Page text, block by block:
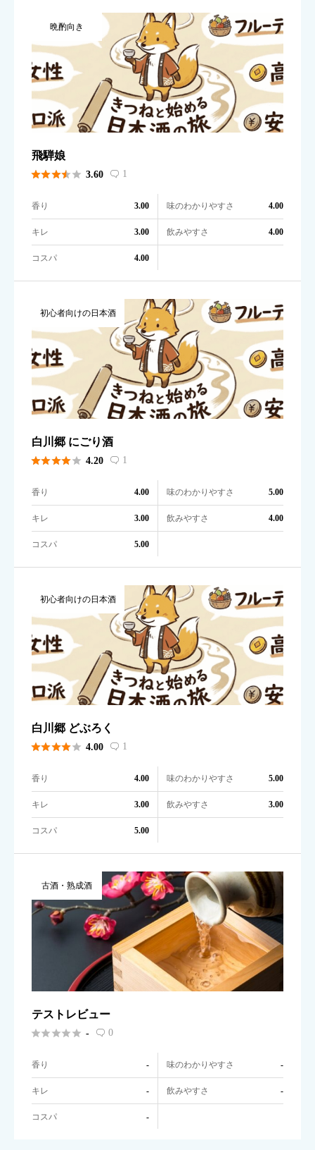
晩酌向き
飛騨娘
 3.60  1
香り 3.00 味のわかりやすさ 4.00
キレ 3.00 飲みやすさ 4.00
コスパ 4.00
初心者向けの日本酒
白川郷 にごり酒
 4.20  1
香り 4.00 味のわかりやすさ 5.00
キレ 3.00 飲みやすさ 4.00
コスパ 5.00
初心者向けの日本酒
白川郷 どぶろく
 4.00  1
香り 4.00 味のわかりやすさ 5.00
キレ 3.00 飲みやすさ 3.00
コスパ 5.00
古酒・熟成酒
テストレビュー
 -  0
香り - 味のわかりやすさ -
キレ - 飲みやすさ -
コスパ -